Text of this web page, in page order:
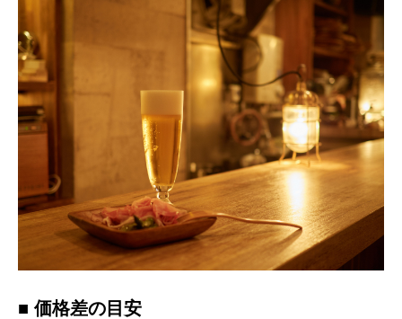
■ 価格差の目安